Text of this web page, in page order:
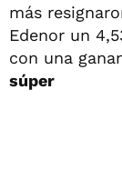
más
Edenor un
con una
súper